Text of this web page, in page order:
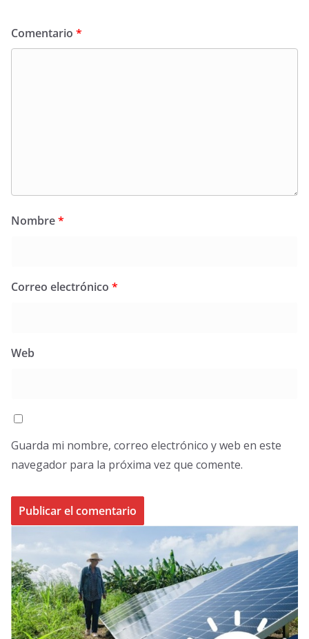
Comentario *
Nombre*
Correo electrónico *
Web
Guarda mi nombre, correo electrónico y web en este
navegador para la próxima vez que comente.